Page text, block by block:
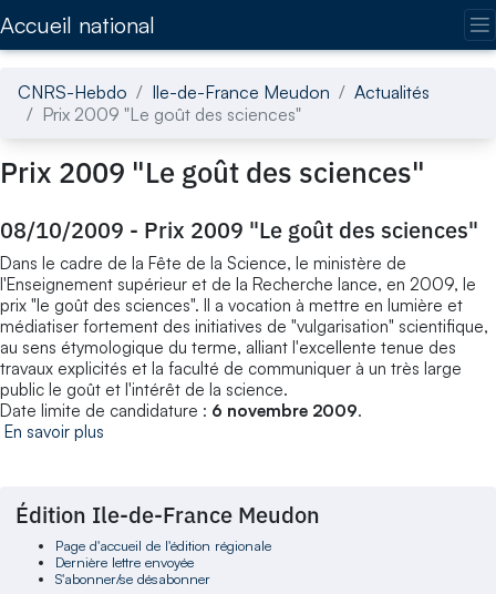
Accueil national
CNRS-Hebdo Ile-de-France Meudon
Actualités
Prix 2009 "Le goût des sciences"
Prix 2009 "Le goût des sciences"
08/10/2009 - Prix 2009 "Le goût des sciences"
Dans le cadre de la Fête de la Science, le ministère de
l'Enseignement supérieur et de la Recherche lance, en 2009, le
prix "le goût des sciences". Il a vocation à mettre en lumière et
médiatiser fortement des initiatives de "vulgarisation" scientifique,
au sens étymologique du terme, alliant l'excellente tenue des
travaux explicités et la faculté de communiquer à un très large
public le goût et l'intérêt de la science.
Date limite de candidature : 6 novembre 2009.
En savoir plus
Édition Ile-de-France Meudon
Page d'accueil de l'édition régionale
Dernière lettre envoyée
S'abonner/se désabonner